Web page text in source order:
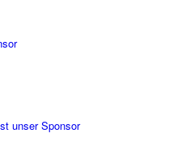
unser Sponsor